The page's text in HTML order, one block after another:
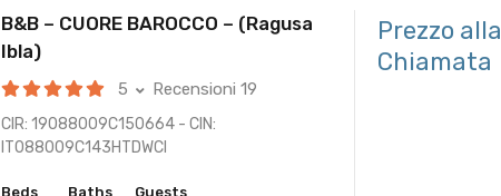
B&B – CUORE BAROCCO – (Ragusa
Ibla)
5 Recensioni 19
CIR: 19088009C150664 - CIN:
IT088009C143HTDWCI
Beds Baths Guests
Prezzo alla
Chiamata